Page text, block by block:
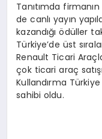
Tanıtımda
de canlı yayın
kazandığı ödüller
Türkiye’de üst
Renault Ticari
çok ticari araç
Kullandırma
sahibi oldu.